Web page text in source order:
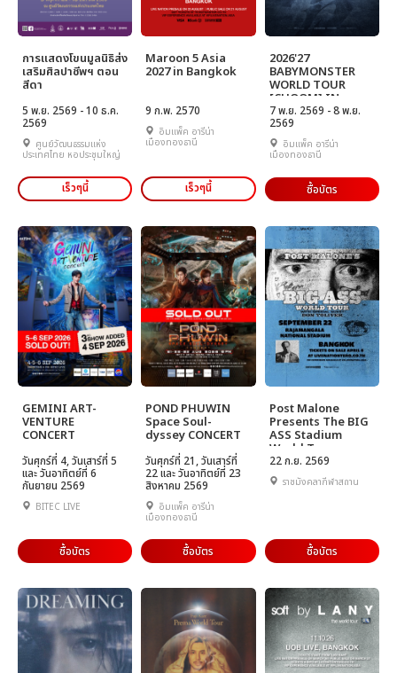
การแสดงโขนมูลนิธิส่ง
เสริมศิลปาชีพฯ ตอน
สีดา
5 พ.ย. 2569 - 10 ธ.ค.
2569
ศูนย์วัฒนธรรมแห่ง
ประเทศไทย หอประชุมใหญ่
เร็วๆนี้
Maroon 5 Asia
2027 in Bangkok
9 ก.พ. 2570
อิมแพ็ค อารีน่า
เมืองทองธานี
เร็วๆนี้
2026'27
BABYMONSTER
WORLD TOUR
[CHOOM] IN
BANGKOK
7 พ.ย. 2569 - 8 พ.ย.
2569
อิมแพ็ค อารีน่า
เมืองทองธานี
ซื้อบัตร
GEMINI ART-
VENTURE
CONCERT
วันศุกร์ที่ 4, วันเสาร์ที่ 5
และ วันอาทิตย์ที่ 6
กันยายน 2569
BITEC LIVE
ซื้อบัตร
POND PHUWIN
Space Soul-
dyssey CONCERT
วันศุกร์ที่ 21, วันเสาร์ที่
22 และ วันอาทิตย์ที่ 23
สิงหาคม 2569
อิมแพ็ค อารีน่า
เมืองทองธานี
ซื้อบัตร
Post Malone
Presents The BIG
ASS Stadium
World Tour
22 ก.ย. 2569
ราชมังคลากีฬาสถาน
ซื้อบัตร